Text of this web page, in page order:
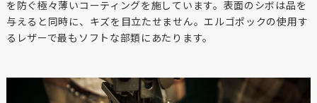
を防ぐ極々薄いコーティングを施しています。表面のシボは品を
与えると同時に、キズを目立たせません。エルゴポックの使用す
るレザーで最もソフトな部類にあたります。